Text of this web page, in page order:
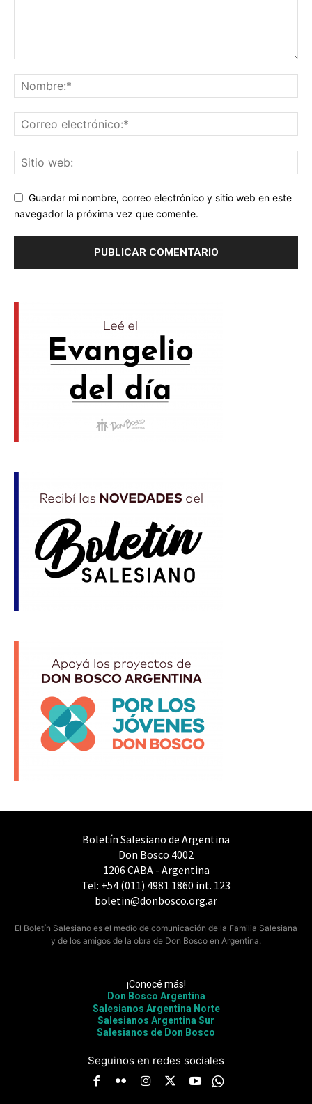
Guardar mi nombre, correo electrónico y sitio web en este
navegador la próxima vez que comente.
Boletín Salesiano de Argentina
Don Bosco 4002
1206 CABA - Argentina
Tel: +54 (011) 4981 1860 int. 123
boletin@donbosco.org.ar
El Boletín Salesiano es el medio de comunicación de la Familia Salesiana
y de los amigos de la obra de Don Bosco en Argentina.
¡Conocé más!
Don Bosco Argentina
Salesianos Argentina Norte
Salesianos Argentina Sur
Salesianos de Don Bosco
Seguinos en redes sociales